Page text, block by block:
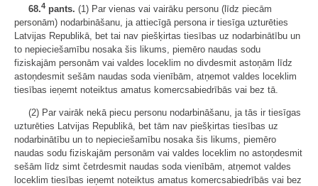
68.4 pants. (1) Par vienas vai vairāku personu (līdz piecām
personām) nodarbināšanu, ja attiecīgā persona ir tiesīga uzturēties
Latvijas Republikā, bet tai nav piešķirtas tiesības uz nodarbinātību un
to nepieciešamību nosaka šis likums, piemēro naudas sodu
fiziskajām personām vai valdes loceklim no divdesmit astoņām līdz
astoņdesmit sešām naudas soda vienībām, atņemot valdes loceklim
tiesības ieņemt noteiktus amatus komercsabiedrībās vai bez tā.
(2) Par vairāk nekā piecu personu nodarbināšanu, ja tās ir tiesīgas
uzturēties Latvijas Republikā, bet tām nav piešķirtas tiesības uz
nodarbinātību un to nepieciešamību nosaka šis likums, piemēro
naudas sodu fiziskajām personām vai valdes loceklim no astoņdesmit
sešām līdz simt četrdesmit naudas soda vienībām, atņemot valdes
loceklim tiesības ieņemt noteiktus amatus komercsabiedrībās vai bez